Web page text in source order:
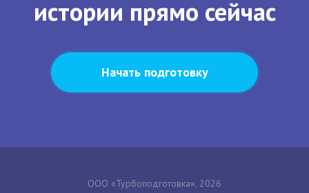
истории прямо сейчас
Начать подготовку
ООО «Турбоподготовка», 2026